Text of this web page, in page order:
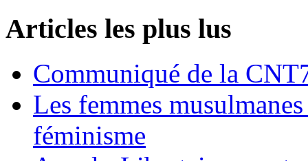
Articles les plus lus
Communiqué de la
Les femmes
féminisme